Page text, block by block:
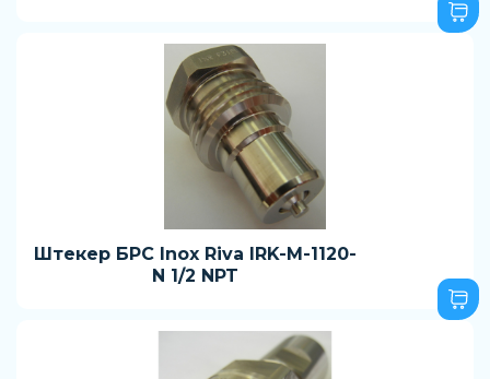
Штекер БРС Inox Riva IRK-M-1120-
N 1/2 NPT